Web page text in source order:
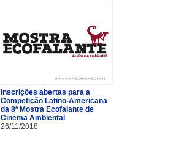
Inscrições abertas para a
Competição Latino-Americana
da 8ª Mostra Ecofalante de
Cinema Ambiental
26/11/2018